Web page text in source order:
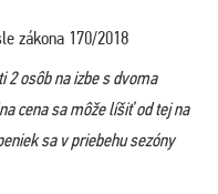
zákona 170/2018
2 osôb na izbe s dvoma
cena sa môže líšiť od tej na
sa v priebehu sezóny